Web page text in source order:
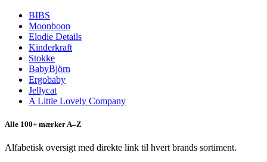
BIBS
Moonboon
Elodie Details
Kinderkraft
Stokke
BabyBjörn
Ergobaby
Jellycat
A Little Lovely Company
Alle 100+ mærker A–Z
Alfabetisk oversigt med direkte link til hvert brands sortiment.